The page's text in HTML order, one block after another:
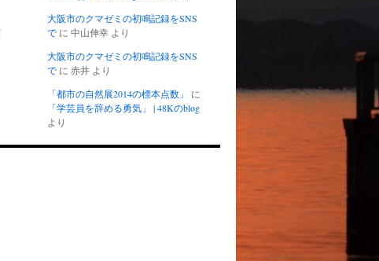
大阪市のクマゼミの初鳴記録をSNS
で に 中山伸幸 より
大阪市のクマゼミの初鳴記録をSNS
で に 赤井 より
「都市の自然展2014の標本点数」
に
「学芸員を辞める勇気」 | 48Kのblog
より